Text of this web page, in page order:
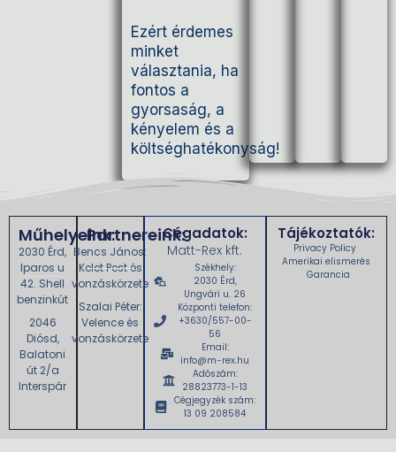
Ezért érdemes
minket
választania, ha
fontos a
gyorsaság, a
kényelem és a
költséghatékonyság!
Műhelyeink:
2030 Érd,
Iparos u
42. Shell
benzinkút
2046
Diósd,
Balatoni
út 2/a
Interspár
Partnereink:
Bencs János:
Kelet Pest és
vonzáskörzete
Szalai Péter:
Velence és
vonzáskörzete
Cégadatok:
Matt-Rex kft.
Székhely:
2030 Érd,
Ungvári u. 26
Központi telefon:
+3630/557-00-
56
Email:
info@m-rex.hu
Adószám:
28823773-1-13
Cégjegyzék szám:
13 09 208584
Tájékoztatók:
Privacy Policy
Amerikai elismerés
Garancia